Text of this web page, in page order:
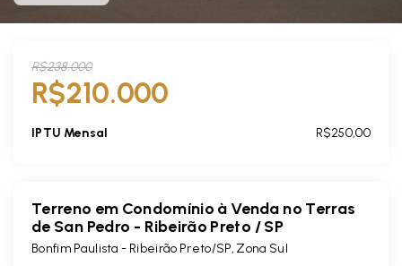
R$238.000
R$210.000
IPTU Mensal R$250,00
Terreno em Condomínio à Venda no Terras
de San Pedro - Ribeirão Preto / SP
Bonfim Paulista - Ribeirão Preto/SP, Zona Sul